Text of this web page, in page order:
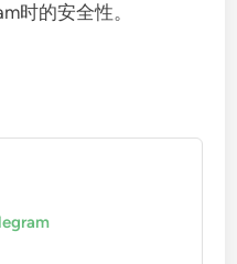
时的安全性。